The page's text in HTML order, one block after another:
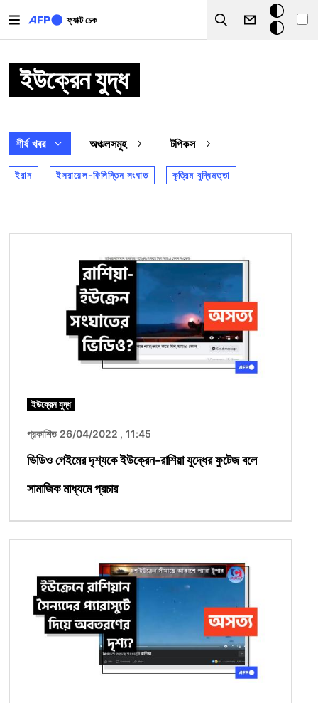
ফ্যাক্ট চেক
Search
ডার্ক
মোড
ইউক্রেন যুদ্ধ
শীর্ষ খবর অঞ্চলসমুহ টপিকস
ইরান ইসরায়েল-ফিলিস্তিন সংঘাত কৃত্রিম বুদ্ধিমত্তা
ইউক্রেন যুদ্ধ
প্রকাশিত 26/04/2022 , 11:45
ভিডিও গেইমের দৃশ্যকে ইউক্রেন-রাশিয়া যুদ্ধের ফুটেজ বলে
সামাজিক মাধ্যমে প্রচার